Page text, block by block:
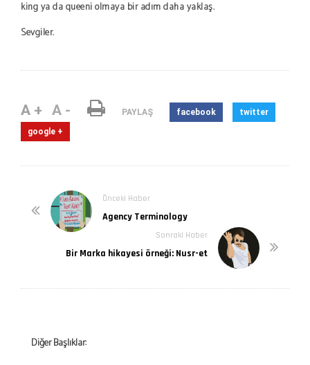
king ya da queeni olmaya bir adım daha yaklaş.
Sevgiler.
A + A - PAYLAŞ facebook
twitter
google +
Önceki Haber
Agency Terminology
Sonraki Haber
Bir Marka hikayesi örneği: Nusr-et
Diğer Başlıklar: